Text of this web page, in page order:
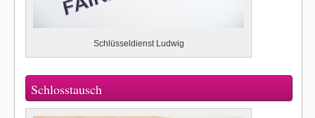
Schlüsseldienst Ludwig
Schlosstausch